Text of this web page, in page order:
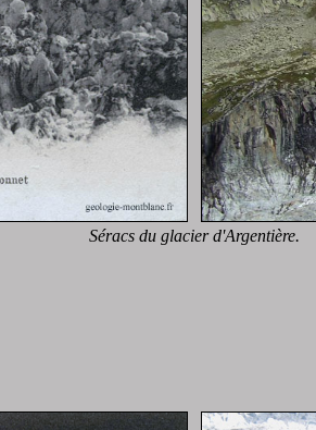
Séracs du glacier d'Argentière.